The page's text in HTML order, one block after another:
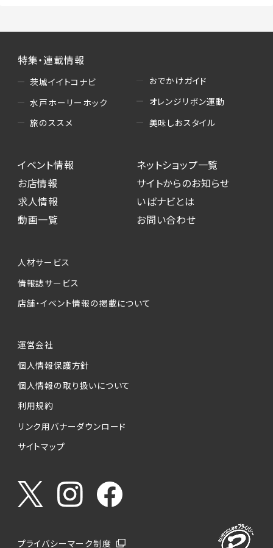
特集・連載情報
茨城イイトコナビ
水戸ホーリーホック
旅のススメ
おでかけガイド
オレンジリボン運動
美味しおスタイル
イベント情報
お店情報
求人情報
動画一覧
ネットショップ一覧
サイトからのお知らせ
いばナビとは
お問い合わせ
人材サービス
情報誌サービス
店舗・イベント情報の掲載について
運営会社
個人情報保護方針
個人情報の取り扱いについて
利用規約
リンク用バナーダウンロード
サイトマップ
プライバシーマーク制度